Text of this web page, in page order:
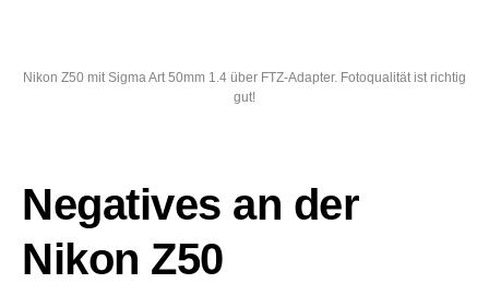
Nikon Z50 mit Sigma Art 50mm 1.4 über FTZ-Adapter. Fotoqualität ist richtig
gut!
Negatives an der
Nikon Z50